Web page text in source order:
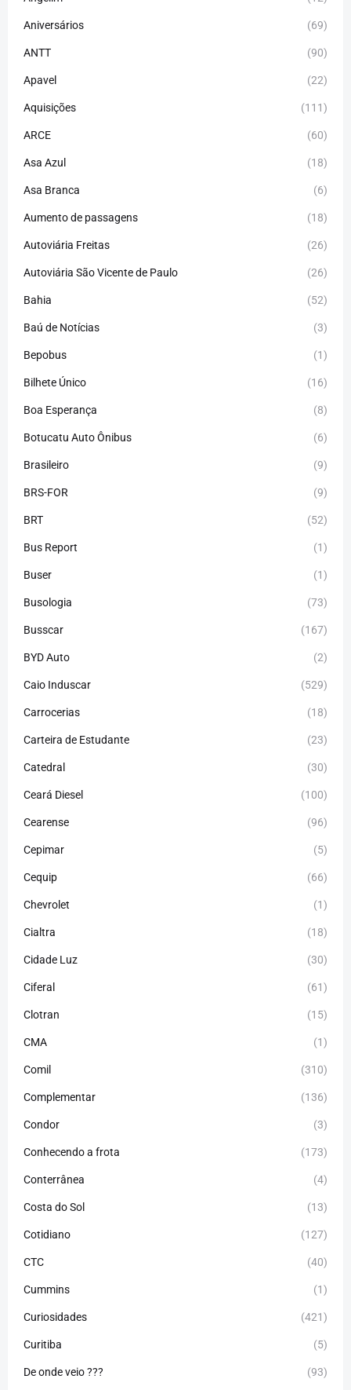
Aniversários (69)
ANTT (90)
Apavel (22)
Aquisições (111)
ARCE (60)
Asa Azul (18)
Asa Branca (6)
Aumento de passagens (18)
Autoviária Freitas (26)
Autoviária São Vicente de Paulo (26)
Bahia (52)
Baú de Notícias (3)
Bepobus (1)
Bilhete Único (16)
Boa Esperança (8)
Botucatu Auto Ônibus (6)
Brasileiro (9)
BRS-FOR (9)
BRT (52)
Bus Report (1)
Buser (1)
Busologia (73)
Busscar (167)
BYD Auto (2)
Caio Induscar (529)
Carrocerias (18)
Carteira de Estudante (23)
Catedral (30)
Ceará Diesel (100)
Cearense (96)
Cepimar (5)
Cequip (66)
Chevrolet (1)
Cialtra (18)
Cidade Luz (30)
Ciferal (61)
Clotran (15)
CMA (1)
Comil (310)
Complementar (136)
Condor (3)
Conhecendo a frota (173)
Conterrânea (4)
Costa do Sol (13)
Cotidiano (127)
CTC (40)
Cummins (1)
Curiosidades (421)
Curitiba (5)
De onde veio ??? (93)